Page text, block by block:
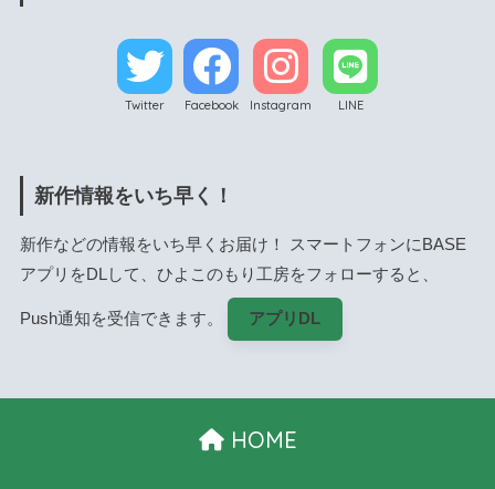
Twitter Facebook Instagram LINE
新作情報をいち早く！
新作などの情報をいち早くお届け！ スマートフォンにBASE
アプリをDLして、ひよこのもり工房をフォローすると、
Push通知を受信できます。 アプリDL
HOME